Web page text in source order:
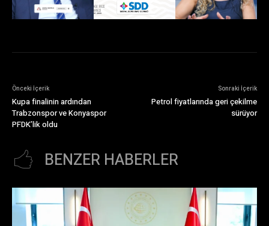
Önceki İçerik
Kupa finalinin ardından
Trabzonspor ve Konyaspor
PFDK’lik oldu
Sonraki İçerik
Petrol fiyatlarında geri çekilme
sürüyor
BENZER HABERLER